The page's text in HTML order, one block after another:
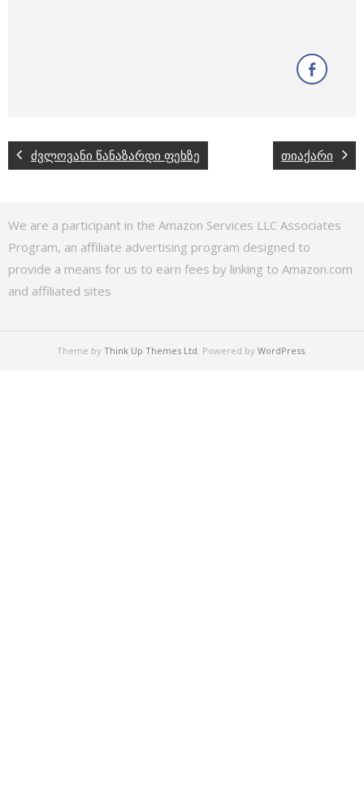
ძვლოვანი წანაზარდი ფეხზე თიაქარი
We are a participant in the Amazon Services LLC Associates
Program, an affiliate advertising program designed to
provide a means for us to earn fees by linking to Amazon.com
and affiliated sites
Theme by Think Up Themes Ltd . Powered by WordPress